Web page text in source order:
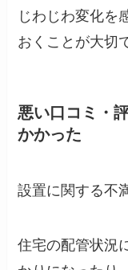
じわじわ変化を
おくことが大切
悪い口コミ・
かかった
設置に関する不
住宅の配管状況